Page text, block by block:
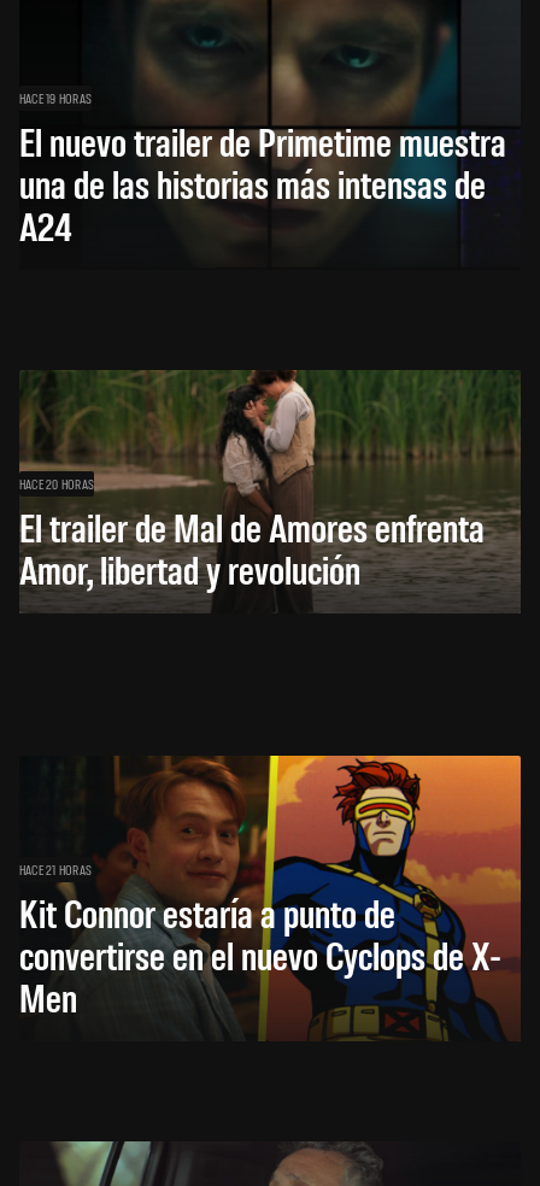
HACE 19 HORAS
El nuevo trailer de Primetime muestra
una de las historias más intensas de
A24
HACE 20 HORAS
El trailer de Mal de Amores enfrenta
Amor, libertad y revolución
HACE 21 HORAS
Kit Connor estaría a punto de
convertirse en el nuevo Cyclops de X-
Men